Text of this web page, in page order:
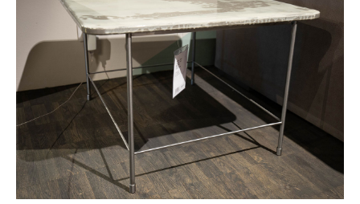
Sale
Standorte
Service
Shop